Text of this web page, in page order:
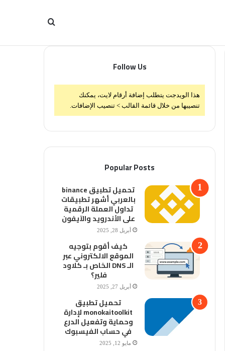
بحث
Follow Us
هذا الويدجت يتطلب إضافة أرقام لايت، يمكنك
تنصيبها من خلال قائمة القالب > تنصيب الإضافات.
Popular Posts
تحميل تطبيق binance
بالعربي أشهر تطبيقات
تداول العملة الرقمية
على الأندرويد والآيفون
أبريل 28, 2025
كيف أقوم بتوجيه
الموقع الالكتروني عبر
الـ DNS الخاص بـ كلاود
فلير؟
أبريل 27, 2025
تحميل تطبيق
monokaitoolkit لإدارة
وحماية وتفعيل الدرع
في حساب الفيسبوك
مايو 12, 2025